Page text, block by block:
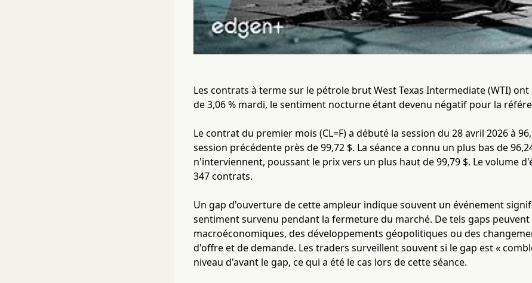
Les contrats à terme sur le pétrole brut West Texas Intermediate (WTI)
de 3,06 % mardi, le sentiment nocturne étant devenu négatif pour la
Le contrat du premier mois (CL=F) a débuté la session du 28 avril 2026 à
session précédente près de 99,72 $. La séance a connu un plus bas de
n'interviennent, poussant le prix vers un plus haut de 99,79 $. Le volume
347 contrats.
Un gap d'ouverture de cette ampleur indique souvent un événement
sentiment survenu pendant la fermeture du marché. De tels gaps
macroéconomiques, des développements géopolitiques ou des
d'offre et de demande. Les traders surveillent souvent si le gap est «
niveau d'avant le gap, ce qui a été le cas lors de cette séance.